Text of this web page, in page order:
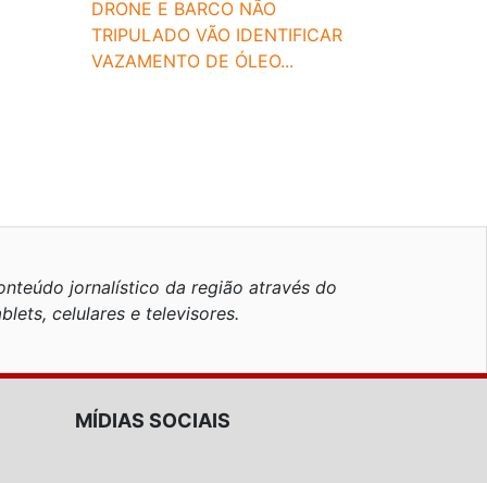
DRONE E BARCO NÃO
TRIPULADO VÃO IDENTIFICAR
VAZAMENTO DE ÓLEO...
jornalístico da região através do
celulares e televisores.
MÍDIAS SOCIAIS